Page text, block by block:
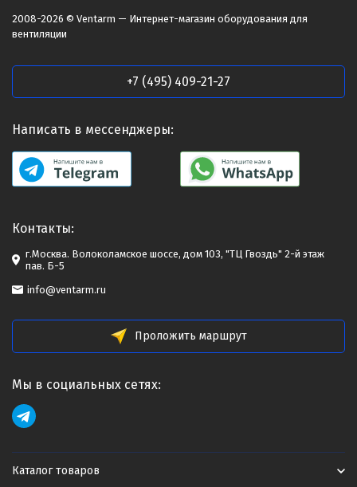
2008-2026 © Ventarm — Интернет-магазин оборудования для
вентиляции
+7 (495) 409-21-27
Написать в мессенджеры:
Контакты:
г.Москва. Волоколамское шоссе, дом 103, "ТЦ Гвоздь" 2-й этаж
пав. Б-5
info@ventarm.ru
Проложить маршрут
Мы в социальных сетях:
Каталог товаров